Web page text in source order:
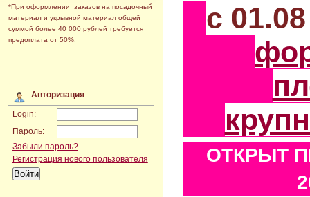
*При оформлении заказов на посадочный
материал и укрывной материал общей
суммой более 40 000 рублей требуется
предоплата от 50%.
Авторизация
Login:
Пароль:
Забыли пароль?
Регистрация нового пользователя
с
ОТКРЫТ